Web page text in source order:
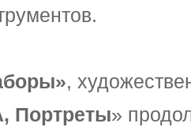
,
Портреты»